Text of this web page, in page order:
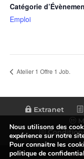
Catégorie
Emploi
Atelier 1 Offre 1 Job.
Extranet
Nous utilisons des
expérience sur notre
Pour connaitre les
politique de